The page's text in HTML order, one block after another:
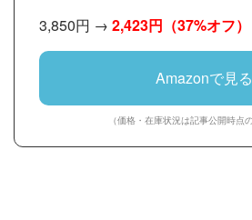
3,850円 → 2,423円 （37%オフ）
Amazonで見る
（価格・在庫状況は記事公開時点